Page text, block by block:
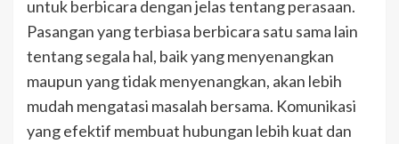
untuk berbicara dengan jelas tentang perasaan.
Pasangan yang terbiasa berbicara satu sama lain
tentang segala hal, baik yang menyenangkan
maupun yang tidak menyenangkan, akan lebih
mudah mengatasi masalah bersama. Komunikasi
yang efektif membuat hubungan lebih kuat dan